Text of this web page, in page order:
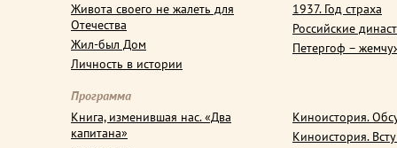
Живота своего не жалеть для
Отечества
Жил-был Дом
Личность в истории
1937. Год страха
Российские
Петергоф –
Программа
Книга, изменившая нас. «Два
капитана»
Киноистория.
Киноистория.